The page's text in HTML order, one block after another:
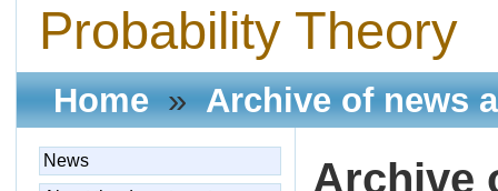
Probability Theory
Home » Archive of news
News
Archive